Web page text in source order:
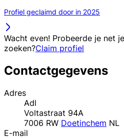
Profiel geclaimd door in 2025
Wacht even! Probeerde je net
zoeken?Claim profiel
Contactgegevens
Adres
Adl
Voltastraat 94A
7006 RW Doetinchem NL
E-mail